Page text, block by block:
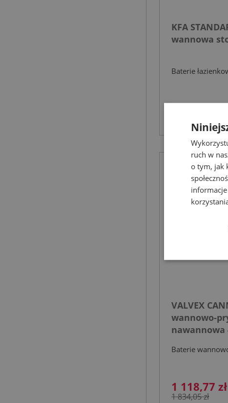
KFA
wannowa
Baterie
440,32 zł
VALVEX
wannowo-
nawannowa
Baterie
1 118,77 zł
1 834,05 zł
ruch w
o tym, jak